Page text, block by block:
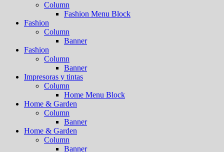
Column
Fashion Menu Block
Fashion
Column
Banner
Fashion
Column
Banner
Impresoras y tintas
Column
Home Menu Block
Home & Garden
Column
Banner
Home & Garden
Column
Banner